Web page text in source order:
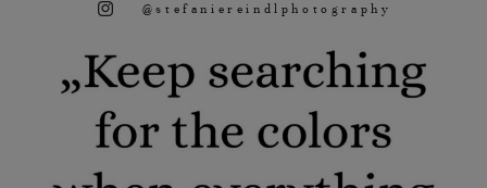
@stefaniereindlphotography